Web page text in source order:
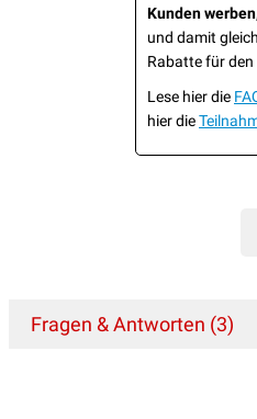
Kunden werben,
und damit
Rabatte für
Lese hier die
hier die
Fragen & Antworten (3)